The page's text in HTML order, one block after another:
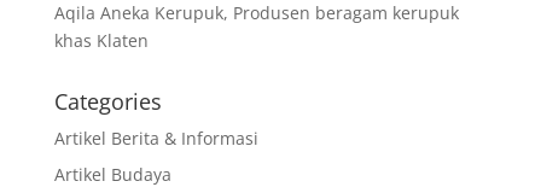
Aqila Aneka Kerupuk, Produsen beragam kerupuk
khas Klaten
Categories
Artikel Berita & Informasi
Artikel Budaya